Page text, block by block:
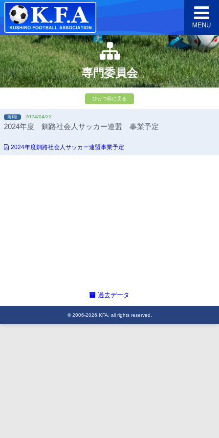
MENU
専門委員会
ひとつ前に戻る
第1種 2024/04/22
2024年度 釧路社会人サッカー連盟 事業予定
2024年度釧路社会人サッカー連盟事業予定
過去データ
© 2006-2026 KFA. all rights reserved.